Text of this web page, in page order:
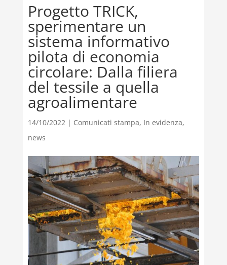
Progetto TRICK,
sperimentare un
sistema informativo
pilota di economia
circolare: Dalla filiera
del tessile a quella
agroalimentare
14/10/2022| Comunicati stampa, In evidenza,
news